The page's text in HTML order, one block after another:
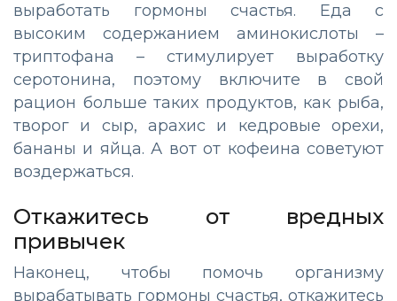
выработать гормоны счастья. Еда с
высоким содержанием аминокислоты –
триптофана – стимулирует выработку
серотонина, поэтому включите в свой
рацион больше таких продуктов, как рыба,
творог и сыр, арахис и кедровые орехи,
бананы и яйца. А вот от кофеина советуют
воздержаться.
Откажитесь от вредных
привычек
Наконец, чтобы помочь организму
вырабатывать гормоны счастья, откажитесь